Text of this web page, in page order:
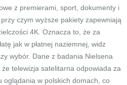
z premierami, sport, dokumenty i
czym wyższe pakiety zapewniają
4K. Oznacza to, że za
jak w płatnej naziemnej, widz
wybór. Dane z badania Nielsena
telewizja satelitarna odpowiada za
oglądania w polskich domach, co